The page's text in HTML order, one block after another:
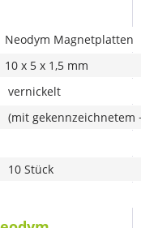
Neodym Magnetplatten
10 x 5 x 1,5 mm
vernickelt
(mit gekennzeichnetem
10 Stück